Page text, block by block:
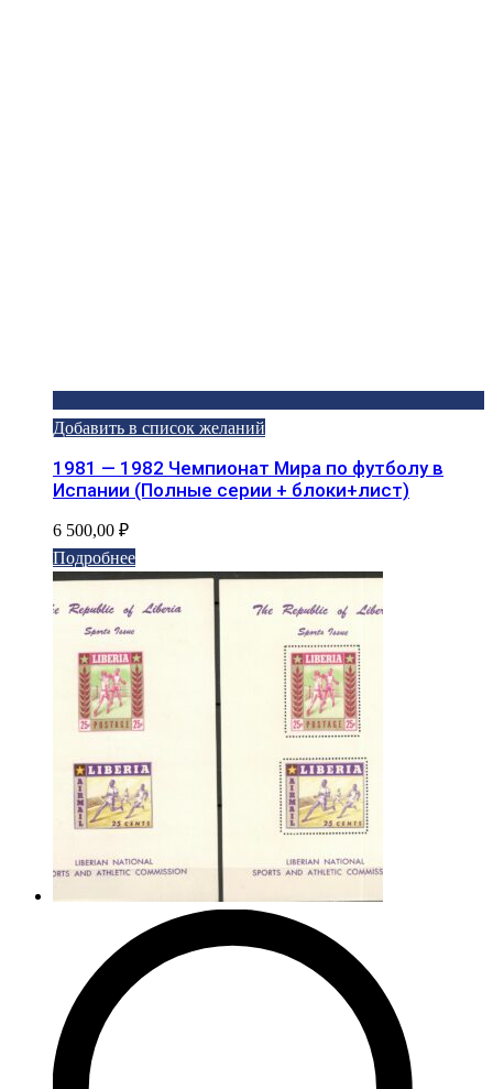
Добавить в список желаний
1981 — 1982 Чемпионат Мира по футболу в
Испании (Полные серии + блоки+лист)
6 500,00 ₽
Подробнее